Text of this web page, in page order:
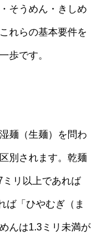
そうめん・きしめ
れらの基本要件を
歩です。
麺（生麺）を問わ
別されます。乾麺
リ以上であれば
ば「ひやむぎ（ま
んは1.3ミリ未満が